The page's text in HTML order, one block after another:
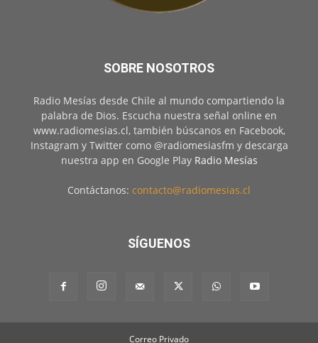
SOBRE NOSOTROS
Radio Mesías desde Chile al mundo compartiendo la
palabra de Dios. Escucha nuestra señal online en
www.radiomesias.cl, también búscanos en Facebook,
Instagram y Twitter como @radiomesiasfm y descarga
nuestra app en Google Play Radio Mesías
Contáctanos: contacto@radiomesias.cl
SÍGUENOS
Correo Privado